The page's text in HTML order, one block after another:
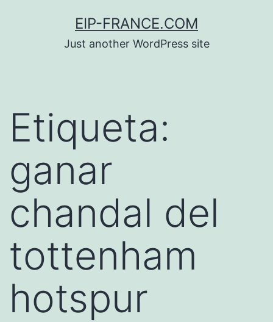
EIP-FRANCE.COM
Just another WordPress site
Etiqueta:
ganar
chandal del
tottenham
hotspur